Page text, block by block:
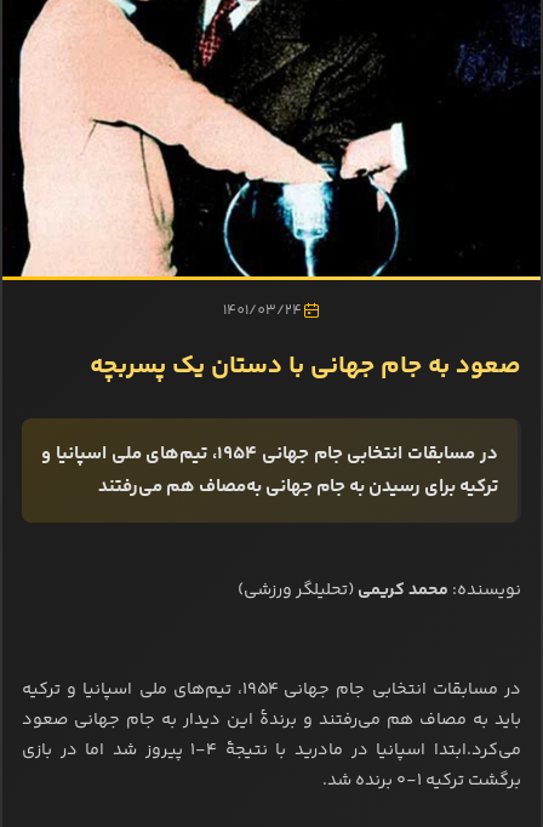
1401/03/24
صعود به جام جهانی با دستان یک پسربچه
در مسابقات انتخابی جام جهانی ۱۹۵۴، تیم‌های ملی اسپانیا و
ترکیه برای رسیدن به جام جهانی به‌مصاف هم می‌رفتند
نویسنده: محمد کریمی(تحلیلگر ورزشی)
در مسابقات انتخابی جام جهانی ۱۹۵۴، تیم‌های ملی اسپانیا و ترکیه
باید به مصاف هم می‌رفتند و برندۀ این دیدار به جام جهانی صعود
می‌کرد.ابتدا اسپانیا در مادرید با نتیجۀ ۴-۱ پیروز شد اما در بازی
برگشت ترکیه ۱-۰ برنده شد.